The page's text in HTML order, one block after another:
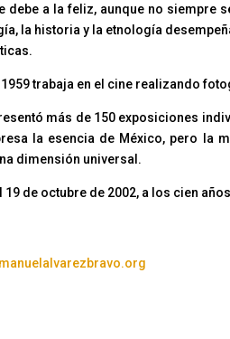
debe a la feliz, aunque no siempre
la historia y la etnología
1959 trabaja en el cine realizando
más de 150 exposiciones
la esencia de México, pero la
dimensión universal.
19 de octubre de 2002, a los cien